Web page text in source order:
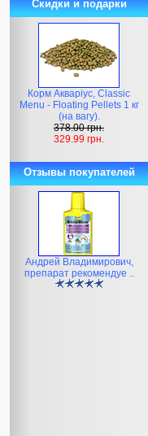
Скидки и подарки
Корм Акваріус, Classic
Menu - Floating Pellets 1 кг
(на вагу).
378.00 грн.
329.99 грн.
Отзывы покупателей
Андрей Владимирович,
препарат рекомендуе ..